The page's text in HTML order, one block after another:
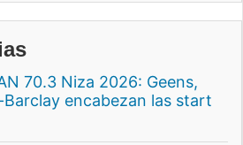
70.3 Niza 2026: Geens,
encabezan las start